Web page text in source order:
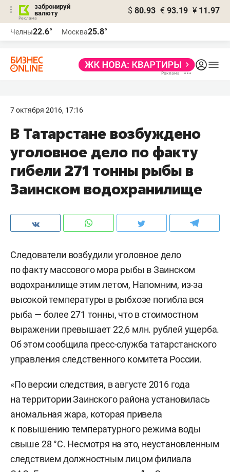
забронируй
валюту
$ 80.93 € 93.19 ¥ 11.97
Челны22.6° Москва25.8°
7 октября 2016, 17:16
​В Татарстане возбуждено
уголовное дело по факту
гибели 271 тонны рыбы в
Заинском водохранилище
Следователи возбудили уголовное дело
по факту массового мора рыбы в Заинском
водохранилище этим летом, Напомним, из-за
высокой температуры в рыбхозе погибла вся
рыба — более 271 тонны, что в стоимостном
выражении превышает 22,6 млн. рублей ущерба.
Об этом сообщила пресс-служба татарстанского
управления следственного комитета России.
«По версии следствия, в августе 2016 года
на территории Заинского района установилась
аномальная жара, которая привела
к повышению температурного режима воды
свыше 28 °C. Несмотря на это, неустановленным
следствием должностным лицом филиала